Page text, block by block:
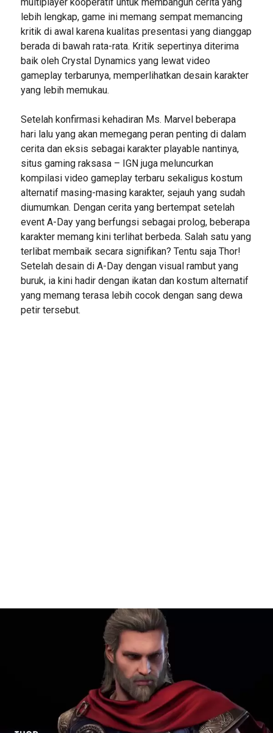
lebih lengkap, game ini memang sempat memancing
kritik di awal karena kualitas presentasi yang dianggap
berada di bawah rata-rata. Kritik sepertinya diterima
baik oleh Crystal Dynamics yang lewat video
gameplay terbarunya, memperlihatkan desain karakter
yang lebih memukau.
Setelah konfirmasi kehadiran Ms. Marvel beberapa
hari lalu yang akan memegang peran penting di dalam
cerita dan eksis sebagai karakter playable nantinya,
situs gaming raksasa – IGN juga meluncurkan
kompilasi video gameplay terbaru sekaligus kostum
alternatif masing-masing karakter, sejauh yang sudah
diumumkan. Dengan cerita yang bertempat setelah
event A-Day yang berfungsi sebagai prolog, beberapa
karakter memang kini terlihat berbeda. Salah satu yang
terlibat membaik secara signifikan? Tentu saja Thor!
Setelah desain di A-Day dengan visual rambut yang
buruk, ia kini hadir dengan ikatan dan kostum alternatif
yang memang terasa lebih cocok dengan sang dewa
petir tersebut.